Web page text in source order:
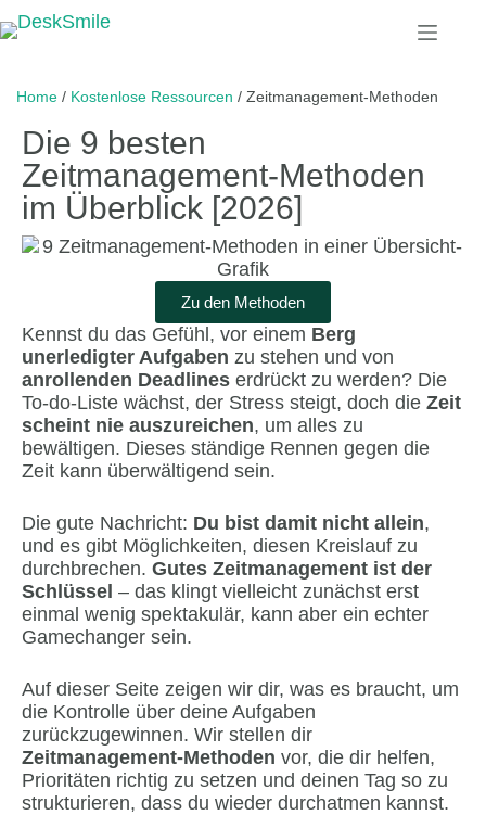
Home / Kostenlose Ressourcen / Zeitmanagement-Methoden
Die 9 besten
Zeitmanagement-Methoden
im Überblick [2026]
Zu den Methoden
Kennst du das Gefühl, vor einem Berg
unerledigter Aufgaben zu stehen und von
anrollenden Deadlines erdrückt zu werden? Die
To-do-Liste wächst, der Stress steigt, doch die Zeit
scheint nie auszureichen, um alles zu
bewältigen. Dieses ständige Rennen gegen die
Zeit kann überwältigend sein.
Die gute Nachricht: Du bist damit nicht allein,
und es gibt Möglichkeiten, diesen Kreislauf zu
durchbrechen. Gutes Zeitmanagement ist der
Schlüssel – das klingt vielleicht zunächst erst
einmal wenig spektakulär, kann aber ein echter
Gamechanger sein.
Auf dieser Seite zeigen wir dir, was es braucht, um
die Kontrolle über deine Aufgaben
zurückzugewinnen. Wir stellen dir
Zeitmanagement-Methoden vor, die dir helfen,
Prioritäten richtig zu setzen und deinen Tag so zu
strukturieren, dass du wieder durchatmen kannst.